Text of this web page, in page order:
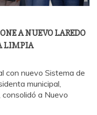
A NUEVO LAREDO
LIMPIA
con nuevo Sistema de
municipal,
consolidó a Nuevo